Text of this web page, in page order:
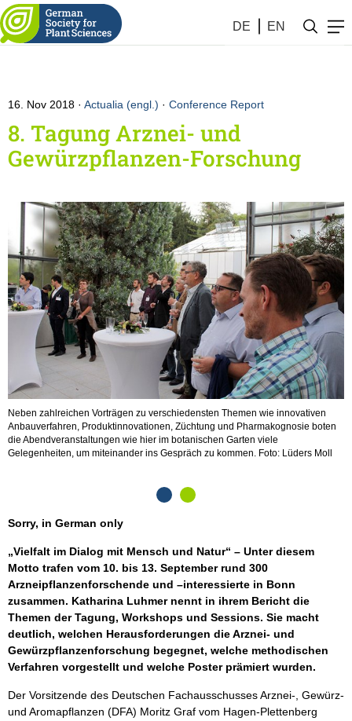
DE EN
16. Nov 2018 Actualia (engl.) · Conference Report
8. Tagung Arznei- und
Gewürzpflanzen-Forschung
Neben zahlreichen Vorträgen zu verschiedensten Themen wie innovativen
Anbauverfahren, Produktinnovationen, Züchtung und Pharmakognosie boten
die Abendveranstaltungen wie hier im botanischen Garten viele
Gelegenheiten, um miteinander ins Gespräch zu kommen. Foto: Lüders Moll
Sorry, in German only
„Vielfalt im Dialog mit Mensch und Natur“ – Unter diesem
Motto trafen vom 10. bis 13. September rund 300
Arzneipflanzenforschende und –interessierte in Bonn
zusammen. Katharina Luhmer nennt in ihrem Bericht die
Themen der Tagung, Workshops und Sessions. Sie macht
deutlich, welchen Herausforderungen die Arznei- und
Gewürzpflanzenforschung begegnet, welche methodischen
Verfahren vorgestellt und welche Poster prämiert wurden.
Der Vorsitzende des Deutschen Fachausschusses Arznei-, Gewürz-
und Aromapflanzen (DFA) Moritz Graf vom Hagen-Plettenberg